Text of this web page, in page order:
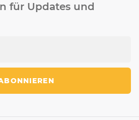
für Updates und